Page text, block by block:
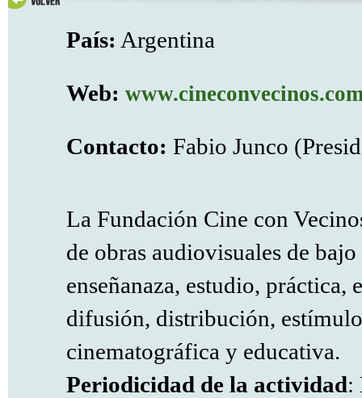
País: Argentina
Web:
Contacto: Fabio Junco
La Fundación Cine con
de obras audiovisuales de
enseñanaza, estudio,
difusión, distribución,
cinematográfica y educativa.
Periodicidad de la actividad: